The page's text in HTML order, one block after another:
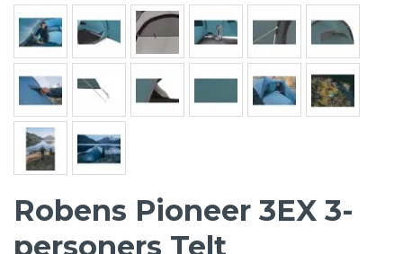
Robens Pioneer 3EX 3-
personers Telt